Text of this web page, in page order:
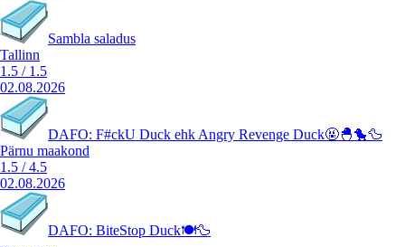
Sambla saladus
Tallinn
1.5 / 1.5
02.08.2026
DAFO: F#ckU Duck ehk Angry Revenge Duck🤬🐣🐤🦆
Pärnu maakond
1.5 /4.5
02.08.2026
DAFO: BiteStop Duck🍽️🦆